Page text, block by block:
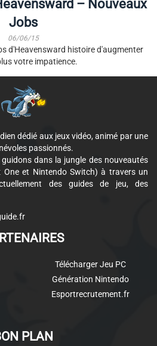
– Nouveaux
Jobs
06/06/15
d'Heavensward histoire d'augmenter
votre impatience.
dédié aux jeux vidéo, animé par une
passionnés.
dans la jungle des nouveautés
One et Nintendo Switch) à travers un
des guides de jeu, des
Télécharger Jeu PC
Génération Nintendo
Esportrecrutement.fr
PLAN